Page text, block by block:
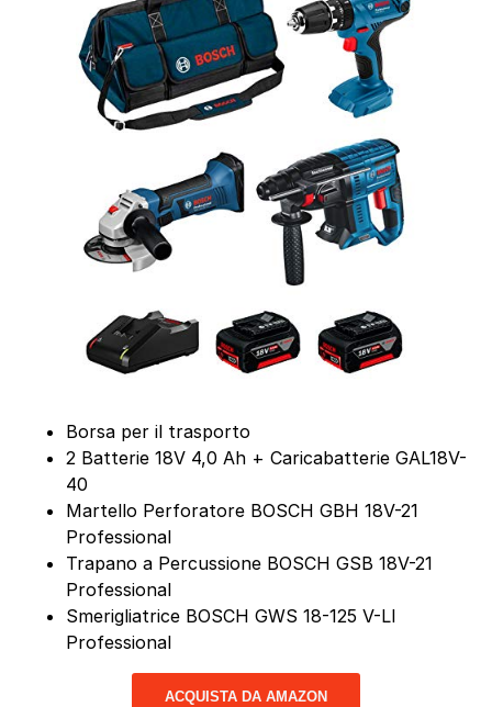
Borsa per il trasporto
2 Batterie 18V 4,0 Ah + Caricabatterie GAL18V-
40
Martello Perforatore BOSCH GBH 18V-21
Professional
Trapano a Percussione BOSCH GSB 18V-21
Professional
Smerigliatrice BOSCH GWS 18-125 V-LI
Professional
ACQUISTA DA AMAZON